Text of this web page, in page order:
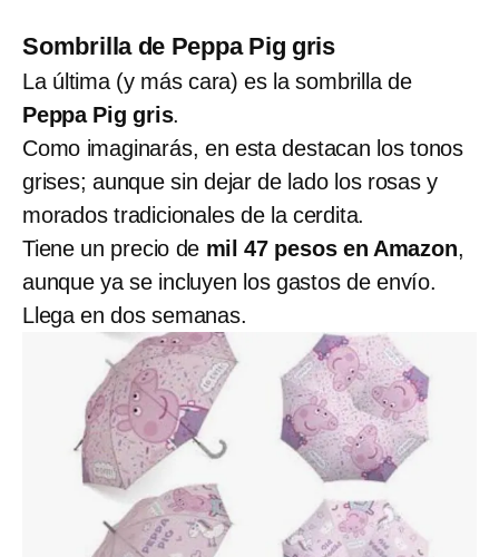
Sombrilla de Peppa Pig gris
La última (y más cara) es la sombrilla de
Peppa Pig gris.
Como imaginarás, en esta destacan los tonos
grises; aunque sin dejar de lado los rosas y
morados tradicionales de la cerdita.
Tiene un precio de mil 47 pesos en Amazon,
aunque ya se incluyen los gastos de envío.
Llega en dos semanas.